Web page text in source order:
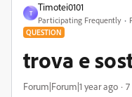
T
Timotei0101
Participating Frequently
QUESTION
trova e
Forum|Forum|1 year ago